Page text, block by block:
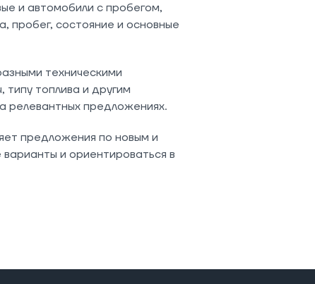
и автомобили с пробегом,
пробег, состояние и основные
техническими
топлива и другим
релевантных предложениях.
предложения по новым и
и ориентироваться в